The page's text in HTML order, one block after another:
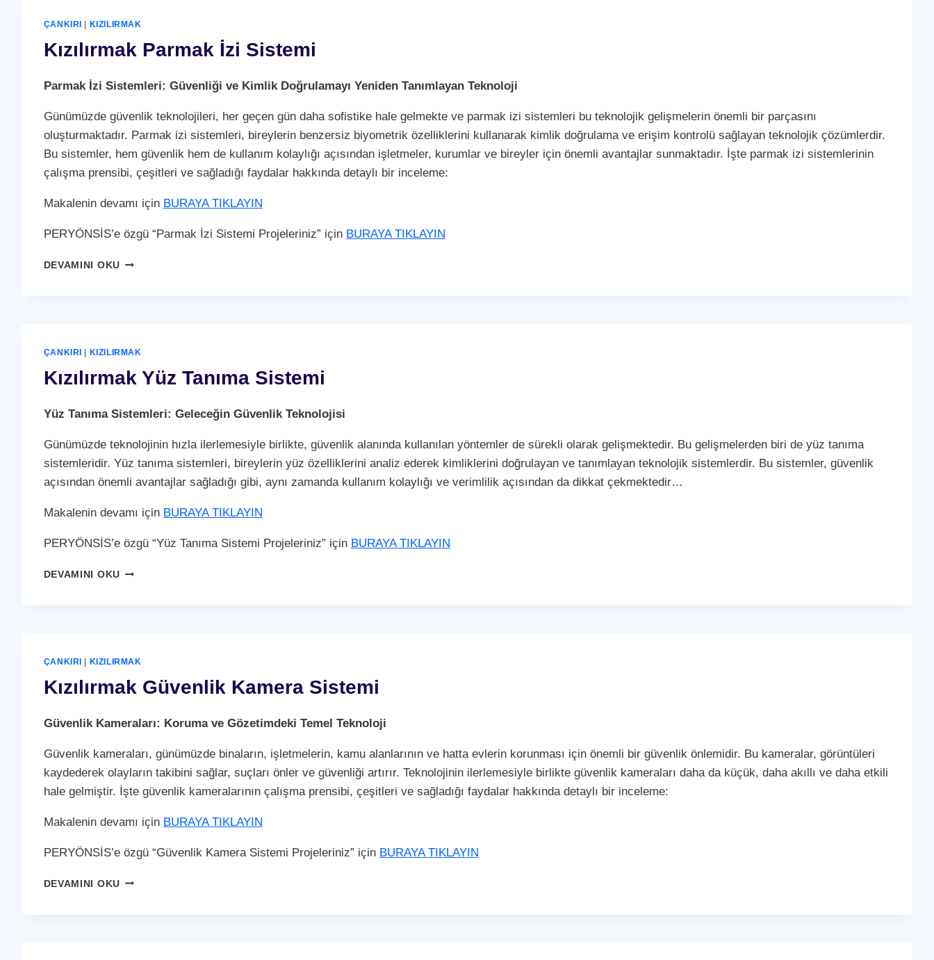
SISTEMI
ÇANKIRI KIZILIRMAK
Kızılırmak Parmak İzi Sistemi
Parmak İzi Sistemleri: Güvenliği ve Kimlik Doğrulamayı Yeniden Tanımlayan Teknoloji
Günümüzde güvenlik teknolojileri, her geçen gün daha sofistike hale gelmekte ve parmak izi sistemleri bu teknolojik gelişmelerin önemli bir parçasını
oluşturmaktadır. Parmak izi sistemleri, bireylerin benzersiz biyometrik özelliklerini kullanarak kimlik doğrulama ve erişim kontrolü sağlayan teknolojik çözümlerdir.
Bu sistemler, hem güvenlik hem de kullanım kolaylığı açısından işletmeler, kurumlar ve bireyler için önemli avantajlar sunmaktadır. İşte parmak izi sistemlerinin
çalışma prensibi, çeşitleri ve sağladığı faydalar hakkında detaylı bir inceleme:
Makalenin devamı için BURAYA TIKLAYIN
PERYÖNSİS’e özgü “Parmak İzi Sistemi Projeleriniz” için BURAYA TIKLAYIN
DEVAMINI OKUKIZILIRMAK
ÇANKIRI KIZILIRMAK
Kızılırmak Yüz Tanıma Sistemi
Yüz Tanıma Sistemleri: Geleceğin Güvenlik Teknolojisi
Günümüzde teknolojinin hızla ilerlemesiyle birlikte, güvenlik alanında kullanılan yöntemler de sürekli olarak gelişmektedir. Bu gelişmelerden biri de yüz tanıma
sistemleridir. Yüz tanıma sistemleri, bireylerin yüz özelliklerini analiz ederek kimliklerini doğrulayan ve tanımlayan teknolojik sistemlerdir. Bu sistemler, güvenlik
açısından önemli avantajlar sağladığı gibi, aynı zamanda kullanım kolaylığı ve verimlilik açısından da dikkat çekmektedir…
Makalenin devamı için BURAYA TIKLAYIN
PERYÖNSİS’e özgü “Yüz Tanıma Sistemi Projeleriniz” için BURAYA TIKLAYIN
DEVAMINI OKUKIZILIRMAK
ÇANKIRI | KIZILIRMAK
Kızılırmak Güvenlik Kamera Sistemi
Güvenlik Kameraları: Koruma ve Gözetimdeki Temel Teknoloji
Güvenlik kameraları, günümüzde binaların, işletmelerin, kamu alanlarının ve hatta evlerin korunması için önemli bir güvenlik önlemidir. Bu kameralar, görüntüleri
kaydederek olayların takibini sağlar, suçları önler ve güvenliği artırır. Teknolojinin ilerlemesiyle birlikte güvenlik kameraları daha da küçük, daha akıllı ve daha etkili
hale gelmiştir. İşte güvenlik kameralarının çalışma prensibi, çeşitleri ve sağladığı faydalar hakkında detaylı bir inceleme:
Makalenin devamı için BURAYA TIKLAYIN
PERYÖNSİS’e özgü “Güvenlik Kamera Sistemi Projeleriniz” için BURAYA TIKLAYIN
DEVAMINI OKUKIZILIRMAK